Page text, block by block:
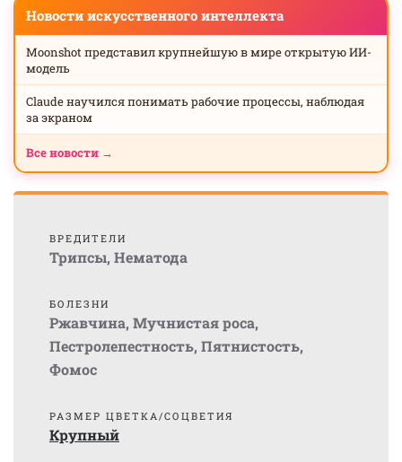
Новости искусственного интеллекта
Moonshot представил крупнейшую в мире открытую ИИ-
модель
Claude научился понимать рабочие процессы, наблюдая
за экраном
Все новости →
ВРЕДИТЕЛИ
Трипсы, Нематода
БОЛЕЗНИ
Ржавчина, Мучнистая роса,
Пестролепестность, Пятнистость,
Фомос
РАЗМЕР ЦВЕТКА/СОЦВЕТИЯ
Крупный